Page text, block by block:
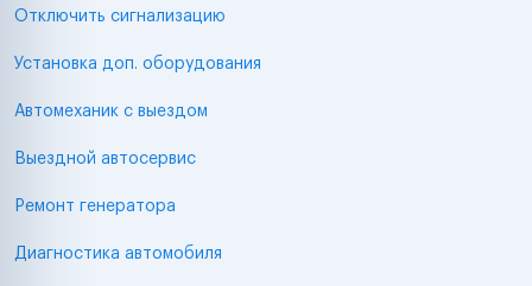
Отключить сигнализацию
Установка доп. оборудования
Автомеханик с выездом
Выездной автосервис
Ремонт генератора
Диагностика автомобиля